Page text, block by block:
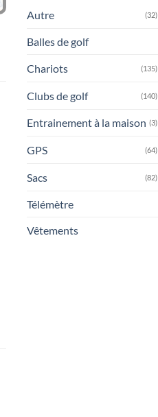
Autre (32)
Balles de golf
Chariots (135)
Clubs de golf (140)
Entrainement à la maison (3)
GPS (64)
Sacs (82)
Télémètre
Vêtements